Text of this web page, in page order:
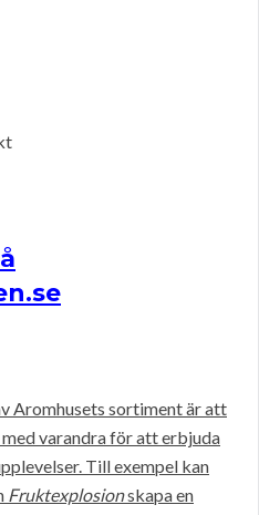
Aromhusets sortiment är att
varandra för att erbjuda
Till exempel kan
Fruktexplosionskapa en